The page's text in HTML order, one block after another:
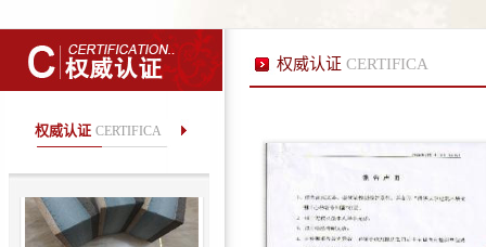
权威认证 CERTIFICA
权威认证 CERTIFICA